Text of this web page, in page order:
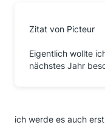
Zitat von Picteur
Eigentlich wollte
nächstes Jahr
ich werde es auch